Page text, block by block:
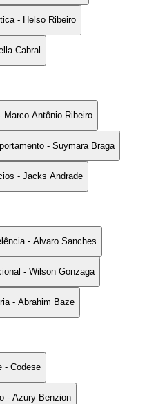
- Helso Ribeiro
Cabral
Marco Antônio Ribeiro
- Suymara Braga
- Jacks Andrade
- Alvaro Sanches
- Wilson Gonzaga
- Abrahim Baze
- Codese
- Azury Benzion